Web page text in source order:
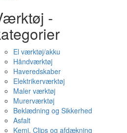
-
El værktøj/akku
Håndværktøj
Haveredskaber
Elektrikerværktøj
Maler værktøj
Murerværktøj
Beklædning og Sikkerhed
Asfalt
Kemi, Clips og afdækning